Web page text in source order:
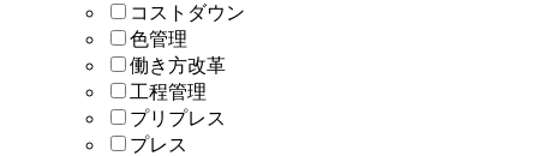
コストダウン
色管理
働き方改革
工程管理
プリプレス
プレス